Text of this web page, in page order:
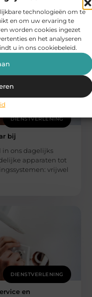
technologieën om te
en om uw ervaring te
worden cookies ingezet
en het analyseren
u in ons cookiebeleid.
die u mogelijk
DIENSTVERLENING
bij
in ons dagelijks
apparaten tot
vrijwel
DIENSTVERLENING
en